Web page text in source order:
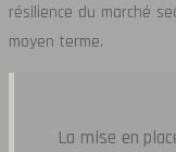
résilience du marché
moyen terme.
La mise en